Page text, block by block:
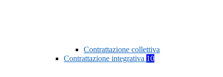
Contrattazione collettiva
Contrattazione integrativa 10